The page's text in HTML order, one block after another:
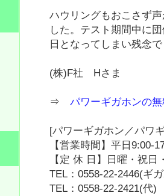
ハウリングもおこさず
した。テスト期間中に
日となってしまい残念
(株)F社 Hさま
⇒パワーギガホンの
[パワーギガホン／パワ
【営業時間】平日9:00-
【定 休 日】日曜・祝日
TEL：0558-22-2446(ギ
TEL：0558-22-2421(代)